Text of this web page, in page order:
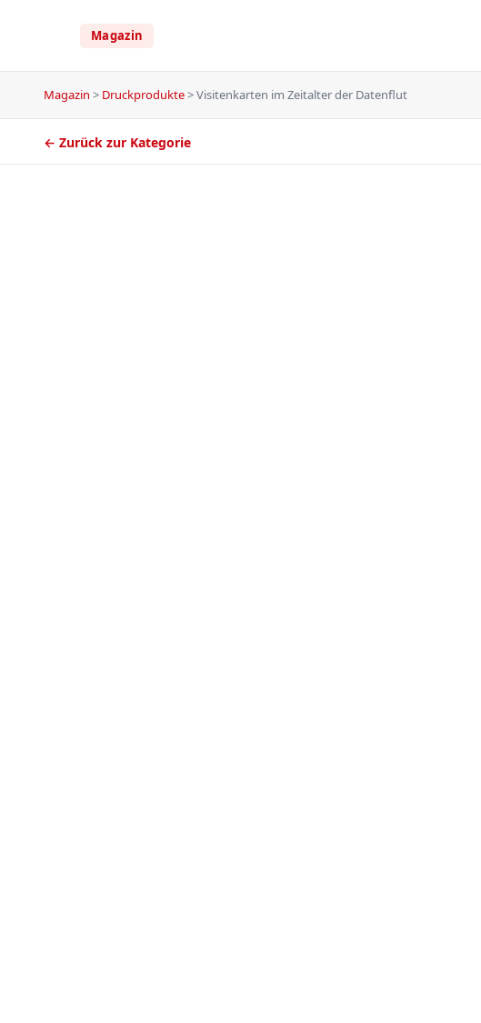
Magazin
Magazin > Druckprodukte>Visitenkarten im Zeitalter der Datenflut
← Zurück zur Kategorie